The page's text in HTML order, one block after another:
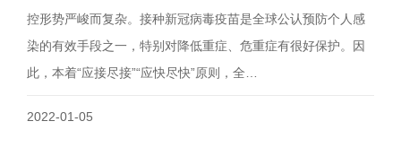
控形势严峻而复杂。接种新冠病毒疫苗是全球公认预防个人感
染的有效手段之一，特别对降低重症、危重症有很好保护。因
此，本着“应接尽接”“应快尽快”原则，全…
2022-01-05